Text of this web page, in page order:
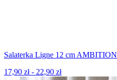
Salaterka Ligne 12 cm AMBITION
17,90 zł - 22,90 zł